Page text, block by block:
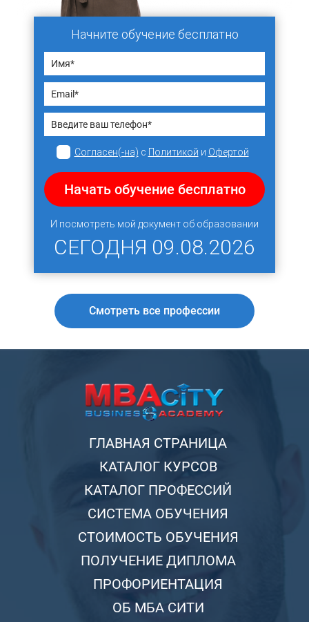
Начните обучение бесплатно
Согласен(-на) с Политикой и Офертой
Начать обучение бесплатно
И посмотреть мой документ об образовании
СЕГОДНЯ 09.08.2026
Смотреть все профессии
ГЛАВНАЯ СТРАНИЦА
КАТАЛОГ КУРСОВ
КАТАЛОГ ПРОФЕССИЙ
СИСТЕМА ОБУЧЕНИЯ
СТОИМОСТЬ ОБУЧЕНИЯ
ПОЛУЧЕНИЕ ДИПЛОМА
ПРОФОРИЕНТАЦИЯ
ОБ МБА СИТИ